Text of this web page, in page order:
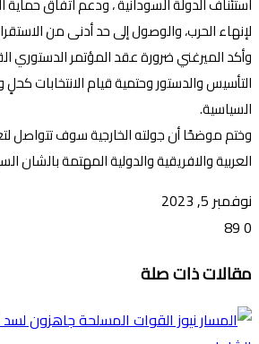
لإنهاء الحرب، والوصول إلى حد أدنى من
وأكد الميرغني ضرورة عقد المؤتمر الدستوري
التأسيس والدستور وحتمية قيام الانتخابات
السياسية.
وختم موضحًا أن جولته الخارجية سوف
العربية والافريقية والدولية المهتمة بالشان
نوفمبر 5, 2023
0
عبر
البريد
مقالات ذات صلة